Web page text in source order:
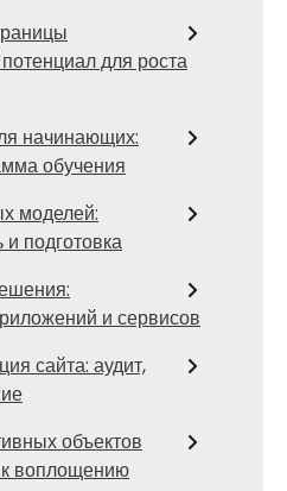
для роста
начинающих:
обучения
моделей:
и подготовка
и сервисов
сайта: аудит,
объектов
к воплощению